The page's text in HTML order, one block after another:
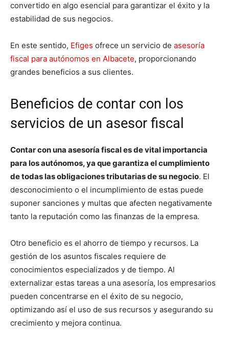
convertido en algo esencial para garantizar el éxito y la
estabilidad de sus negocios.
En este sentido, Efiges ofrece un servicio de asesoría
fiscal para autónomos en Albacete, proporcionando
grandes beneficios a sus clientes.
Beneficios de contar con los
servicios de un asesor fiscal
Contar con una asesoría fiscal es de vital importancia
para los autónomos, ya que garantiza el cumplimiento
de todas las obligaciones tributarias de su negocio. El
desconocimiento o el incumplimiento de estas puede
suponer sanciones y multas que afecten negativamente
tanto la reputación como las finanzas de la empresa.
Otro beneficio es el ahorro de tiempo y recursos. La
gestión de los asuntos fiscales requiere de
conocimientos especializados y de tiempo. Al
externalizar estas tareas a una asesoría, los empresarios
pueden concentrarse en el éxito de su negocio,
optimizando así el uso de sus recursos y asegurando su
crecimiento y mejora continua.